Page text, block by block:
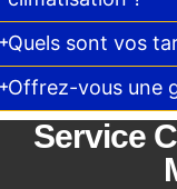
Quels sont vos
Offrez-vous une
Service